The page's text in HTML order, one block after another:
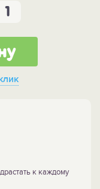
к каждому